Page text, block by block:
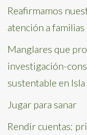
Reafirmamos
atención a
Manglares que
investigación-
sustentable en Isla
Jugar para sanar
Rendir cuentas: